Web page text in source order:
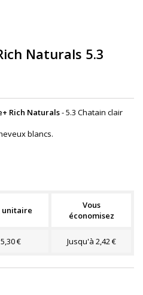
Naturals 5.3
Rich Naturals- 5.3 Chatain clair
blancs.
unitaire
Vous
économisez
€ Jusqu'à 2,42 €